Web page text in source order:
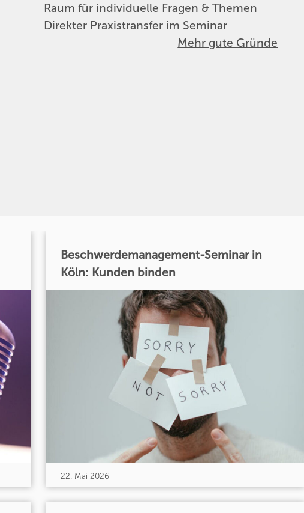
Raum für individuelle Fragen & Themen
Direkter Praxistransfer im Seminar
Mehr gute Gründe
Beschwerdemanagement-Seminar in
Köln: Kunden binden
22. Mai 2026